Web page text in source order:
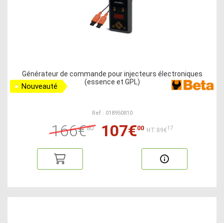
Générateur de commande pour injecteurs électroniques
(essence et GPL)
Nouveauté
Ref : 018950810
166€80 107€00 HT:89€17